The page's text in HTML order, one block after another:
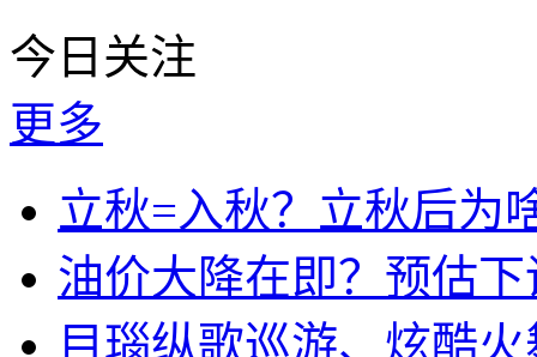
今日关注
更多
立秋=入秋？立秋后为
油价大降在即？预估下
目瑙纵歌巡游、炫酷